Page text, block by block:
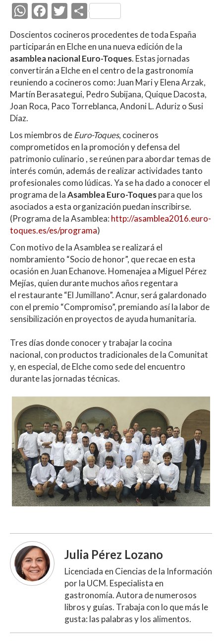
W
h
at
s
A
p
p
F
e
b
o
o
k
T
w
itt
er
C
m
p
ar
ti
r
Doscientos cocineros procedentes de toda España
participarán en Elche en una nueva edición de la
asamblea nacional Euro-Toques. Estas jornadas
convertirán a Elche en el centro de la gastronomía
reuniendo a cocineros como: Juan Mari y Elena Arzak,
Martín Berasategui, Pedro Subijana, Quique Dacosta,
Joan Roca, Paco Torreblanca, Andoni L. Aduriz o Susi
Díaz.
Los miembros deEuro-Toques, cocineros
comprometidos en la promoción y defensa del
patrimonio culinario , se reúnen para abordar temas de
interés común, además de realizar actividades tanto
profesionales como lúdicas. Ya se ha dado a conocer el
programa de laAsamblea Euro-Toquespara que los
asociados a esta organización puedan inscribirse.
(Programa de la Asamblea: http://asamblea2016.euro-
toques.es/es/programa)
Con motivo de la Asamblea se realizará el
nombramiento “Socio de honor”, que recae en esta
ocasión en Juan Echanove. Homenajea a Miguel Pérez
Mejías, quien durante muchos años regentara
el restaurante “El Jumillano”. Acnur, será galardonado
con el premio “Compromiso”, premiando así la labor de
sensibilización en proyectos de ayuda humanitaria.
Tres días donde conocer y trabajar la cocina
nacional, con productos tradicionales de la Comunitat
y, en especial, de Elche como sede del encuentro
durante las jornadas técnicas.
Julia Pérez Lozano
Licenciada en Ciencias de la Información
por la UCM. Especialista en
gastronomía. Autora de numerosos
libros y guías. Trabaja con lo que más le
gusta: las palabras y los alimentos.